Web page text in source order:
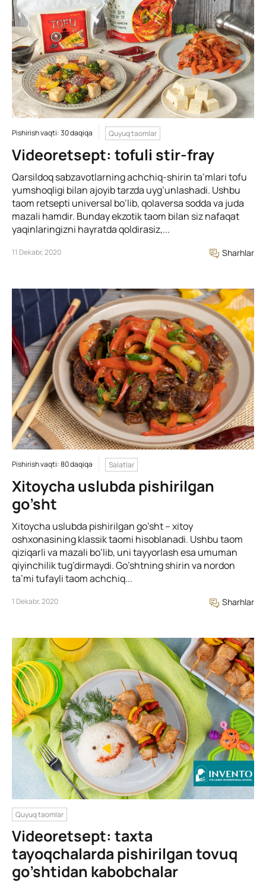
Pishirish vaqti: 30 daqiqa Quyuq taomlar
Videoretsept: tofuli stir-fray
Qarsildoq sabzavotlarning achchiq-shirin ta’mlari tofu
yumshoqligi bilan ajoyib tarzda uyg’unlashadi. Ushbu
taom retsepti universal bo’lib, qolaversa sodda va juda
mazali hamdir. Bunday ekzotik taom bilan siz nafaqat
yaqinlaringizni hayratda qoldirasiz,...
11 Dekabr, 2020 Sharhlar
Pishirish vaqti: 80 daqiqa Salatlar
Xitoycha uslubda pishirilgan
go’sht
Xitoycha uslubda pishirilgan go’sht – xitoy
oshxonasining klassik taomi hisoblanadi. Ushbu taom
qiziqarli va mazali bo’lib, uni tayyorlash esa umuman
qiyinchilik tug’dirmaydi. Go’shtning shirin va nordon
ta’mi tufayli taom achchiq...
1 Dekabr, 2020 Sharhlar
Quyuq taomlar
Videoretsept: taxta
tayoqchalarda pishirilgan tovuq
go’shtidan kabobchalar